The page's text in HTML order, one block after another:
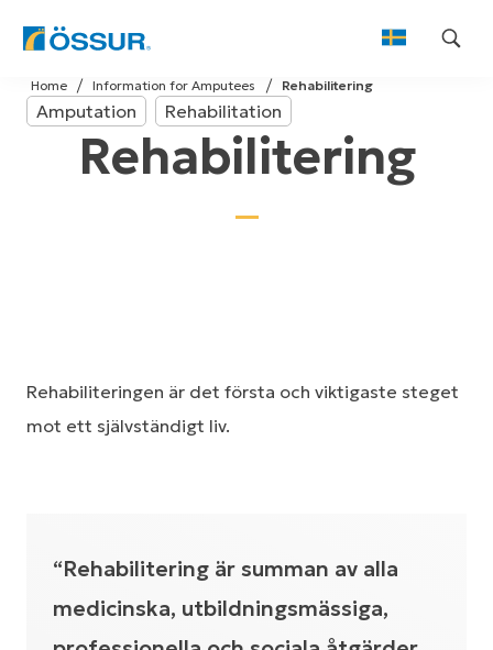
Skip
to
content
Rehabilitering
Information for Amputees
Home
Amputation Rehabilitation
Rehabilitering
Rehabiliteringen är det första och viktigaste steget
mot ett självständigt liv.
“Rehabilitering är summan av alla
medicinska, utbildningsmässiga,